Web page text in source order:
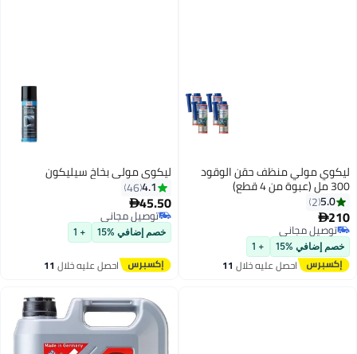
ليكوي مولي منظف ​​حقن الوقود
300 مل (عبوة من 4 قطع)
5.0
2
210
توصيل مجاني
توصيل مجاني
خصم إضافي %15 + 1
احصل عليه خلال 11
ليكوي مولي بخاخ سيليكون
4.1
46
45.50
توصيل مجاني
توصيل مجاني
خصم إضافي %15 + 1
احصل عليه خلال 11